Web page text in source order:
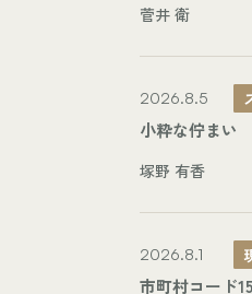
菅井 衛
2026.8.5
小粋な佇まい
塚野 有香
2026.8.1
市町村コード